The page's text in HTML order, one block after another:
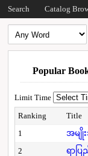
Search Catalog
Popular
Limit Time
Ranking
Title
1
အမျို
2
ရာ